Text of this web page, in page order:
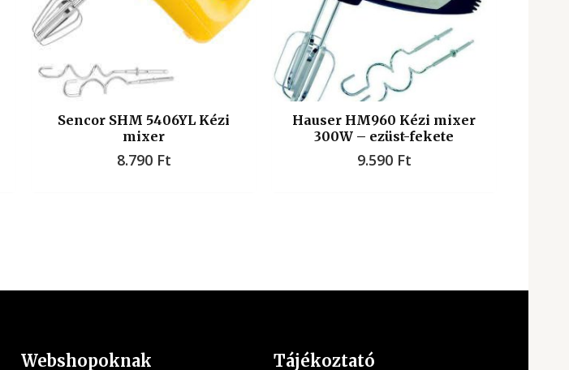
Sencor SHM 5406YL Kézi
mixer
8.790 Ft
Hauser HM960 Kézi mixer
300W – ezüst-fekete
9.590 Ft
Webshopoknak Tájékoztató